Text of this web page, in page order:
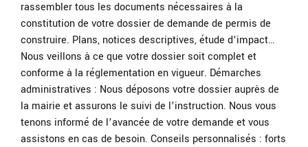
rassembler tous les documents nécessaires à la
constitution de votre dossier de demande de permis de
construire. Plans, notices descriptives, étude d’impact…
Nous veillons à ce que votre dossier soit complet et
conforme à la réglementation en vigueur. Démarches
administratives : Nous déposons votre dossier auprès de
la mairie et assurons le suivi de l’instruction. Nous vous
tenons informé de l’avancée de votre demande et vous
assistons en cas de besoin. Conseils personnalisés : forts